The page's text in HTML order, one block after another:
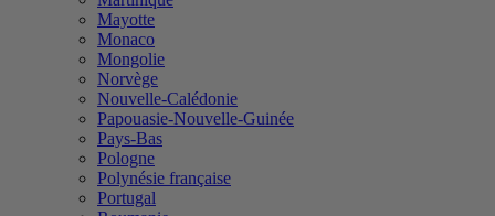
Mayotte
Monaco
Mongolie
Norvège
Nouvelle-Calédonie
Papouasie-Nouvelle-Guinée
Pays-Bas
Pologne
Polynésie française
Portugal